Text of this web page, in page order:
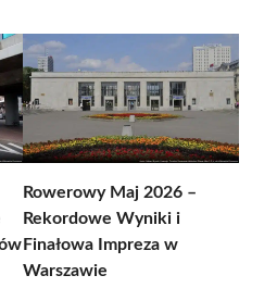
Rowerowy Maj 2026 –
Rekordowe Wyniki i
Finałowa Impreza w
Warszawie